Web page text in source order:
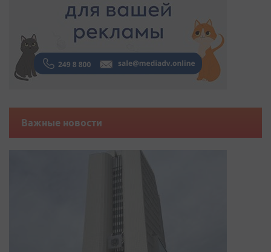
Важные новости